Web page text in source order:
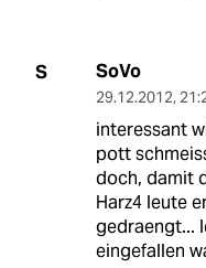
S SoVo
29.12.2012,
interessant
pott
doch, damit
Harz4 leute
gedraengt...
eingefallen